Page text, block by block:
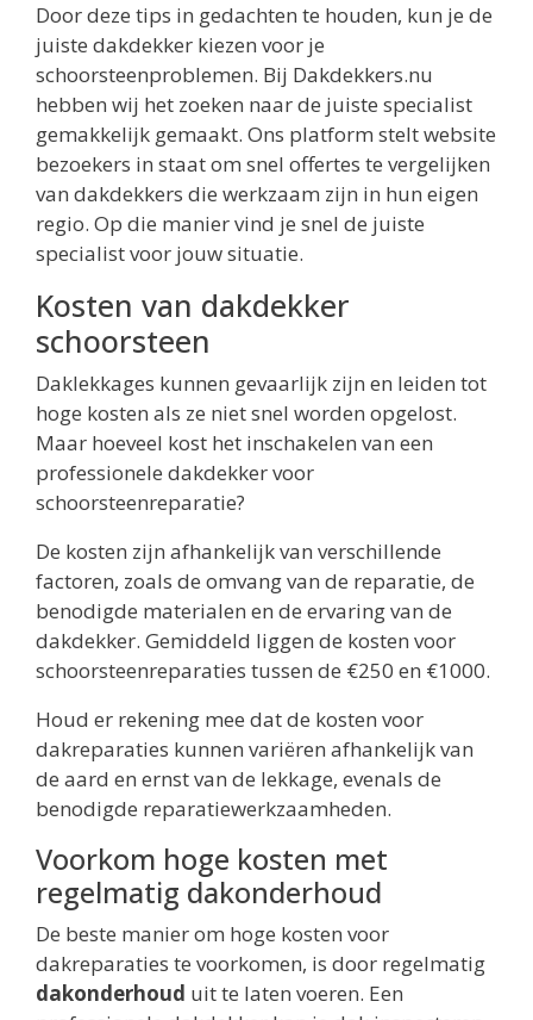
Door deze tips in gedachten te houden, kun je de
juiste dakdekker kiezen voor je
schoorsteenproblemen. Bij Dakdekkers.nu
hebben wij het zoeken naar de juiste specialist
gemakkelijk gemaakt. Ons platform stelt website
bezoekers in staat om snel offertes te vergelijken
van dakdekkers die werkzaam zijn in hun eigen
regio. Op die manier vind je snel de juiste
specialist voor jouw situatie.
Kosten van dakdekker
schoorsteen
Daklekkages kunnen gevaarlijk zijn en leiden tot
hoge kosten als ze niet snel worden opgelost.
Maar hoeveel kost het inschakelen van een
professionele dakdekker voor
schoorsteenreparatie?
De kosten zijn afhankelijk van verschillende
factoren, zoals de omvang van de reparatie, de
benodigde materialen en de ervaring van de
dakdekker. Gemiddeld liggen de kosten voor
schoorsteenreparaties tussen de €250 en €1000.
Houd er rekening mee dat de kosten voor
dakreparaties kunnen variëren afhankelijk van
de aard en ernst van de lekkage, evenals de
benodigde reparatiewerkzaamheden.
Voorkom hoge kosten met
regelmatig dakonderhoud
De beste manier om hoge kosten voor
dakreparaties te voorkomen, is door regelmatig
dakonderhoud uit te laten voeren. Een